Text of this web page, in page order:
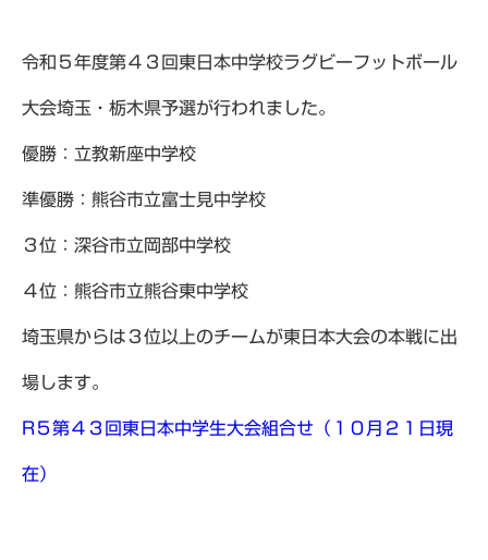
令和５年度第４３回東日本中学校ラグビーフットボール
大会埼玉・栃木県予選が行われました。
優勝：立教新座中学校
準優勝：熊谷市立富士見中学校
３位：深谷市立岡部中学校
４位：熊谷市立熊谷東中学校
埼玉県からは３位以上のチームが東日本大会の本戦に出
場します。
R５第４３回東日本中学生大会組合せ（１０月２１日現
在）